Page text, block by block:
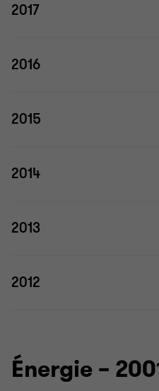
2017
2016
2015
2014
2013
2012
Énergie –